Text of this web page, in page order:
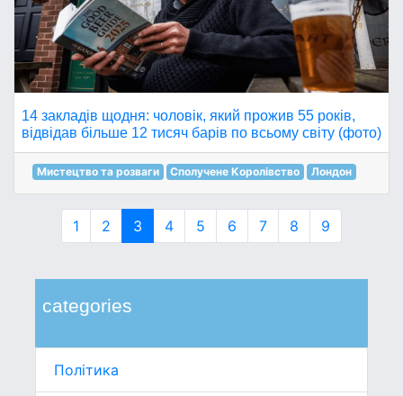
categories
Політика
14 закладів щодня: чоловік, який прожив 55 років,
відвідав більше 12 тисяч барів по всьому світу (фото)
Мистецтво та розваги Сполучене Королівство Лондон
1 2 3 4 5 6 7 8 9